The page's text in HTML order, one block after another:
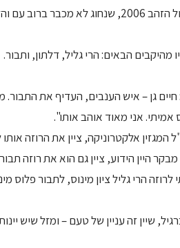
האירוע: אשכול הזהב 2006, שנחוג לא
מהיקבים הבאים: הרי גליל, דלתון, ותבור.
גן – איש הענבים, העדיף את
אמיתי. אני מאוד אוהב אותו".
המגזין אלקטרוניקה, ציין את הרוזה
מבקר היין הידוע, ציין גם הוא את רוזה
לרוזה הרי גליל ציון מינוס, לתבור פלוס
שיין זה עניין של טעם – ומזל שיש